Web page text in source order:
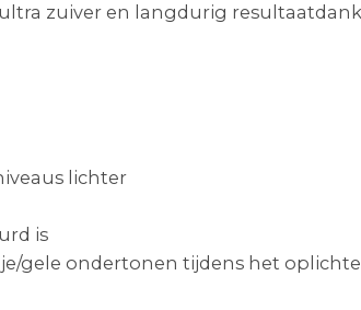
zuiver en langdurig
lichter
is
gele ondertonen tijdens het